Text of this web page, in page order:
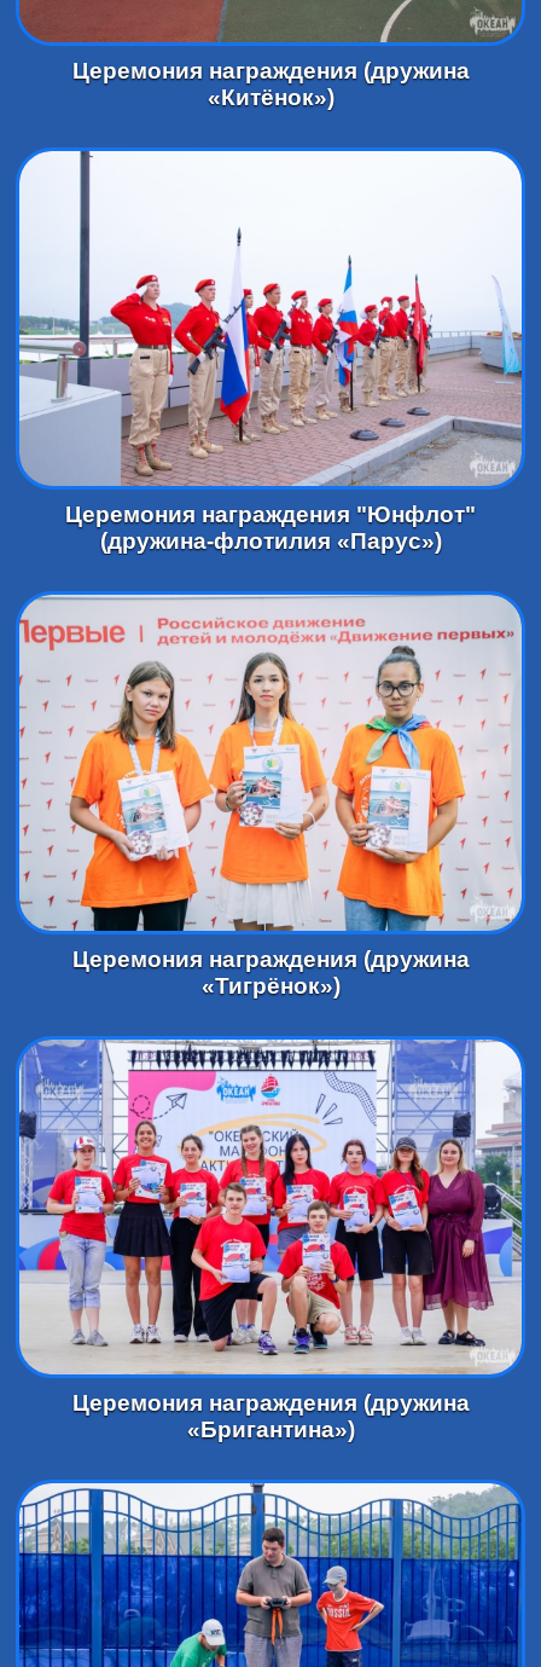
Церемония награждения (дружина
«Китёнок»)
Церемония награждения "Юнфлот"
(дружина-флотилия «Парус»)
Церемония награждения (дружина
«Тигрёнок»)
Церемония награждения (дружина
«Бригантина»)